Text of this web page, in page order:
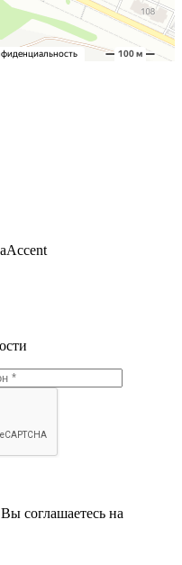
aAccent
соглашаетесь на